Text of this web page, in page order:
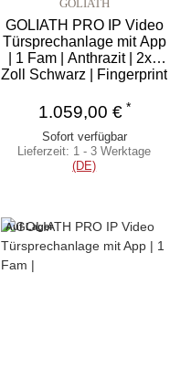
GOLIATH
GOLIATH PRO IP Video
Türsprechanlage mit App
| 1 Fam | Anthrazit | 2x7
Zoll Schwarz | Fingerprint
1.059,00 €*
Sofort verfügbar
Lieferzeit: 1 - 3 Werktage
(DE)
Auf Lager